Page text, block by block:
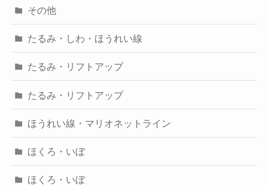
その他
たるみ・しわ・ほうれい線
たるみ・リフトアップ
たるみ・リフトアップ
ほうれい線・マリオネットライン
ほくろ・いぼ
ほくろ・いぼ